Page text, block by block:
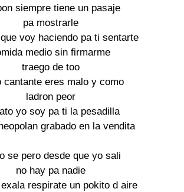
siempre tiene un pasaje
pa mostrarle
voy haciendo pa ti sentarte
medio sin firmarme
traego de too
cantante eres malo y como
ladron peor
yo soy pa ti la pesadilla
grabado en la vendita
se pero desde que yo sali
no hay pa nadie
respirate un pokito d aire